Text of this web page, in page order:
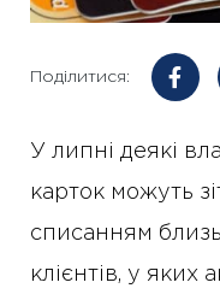
Поділитися:
У липні деякі
карток можуть
списанням
клієнтів, у яких